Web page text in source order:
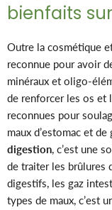
bienfaits
Outre la cosmétique
reconnue pour avoir
minéraux et oligo-
de renforcer les os et
reconnues pour
maux d’estomac et
digestion, c’est une
de traiter les brûlures
digestifs, les gaz
types de maux, c’est